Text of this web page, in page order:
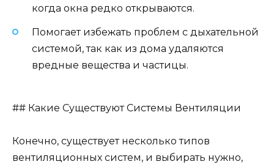
когда окна редко открываются.
Помогает избежать проблем с дыхательной
системой, так как из дома удаляются
вредные вещества и частицы.
## Какие Существуют Системы Вентиляции
Конечно, существует несколько типов
вентиляционных систем, и выбирать нужно,